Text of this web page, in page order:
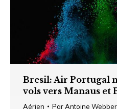
Bresil: Air Portugal
vols vers Manaus et
Aérien ParAntoine Webber